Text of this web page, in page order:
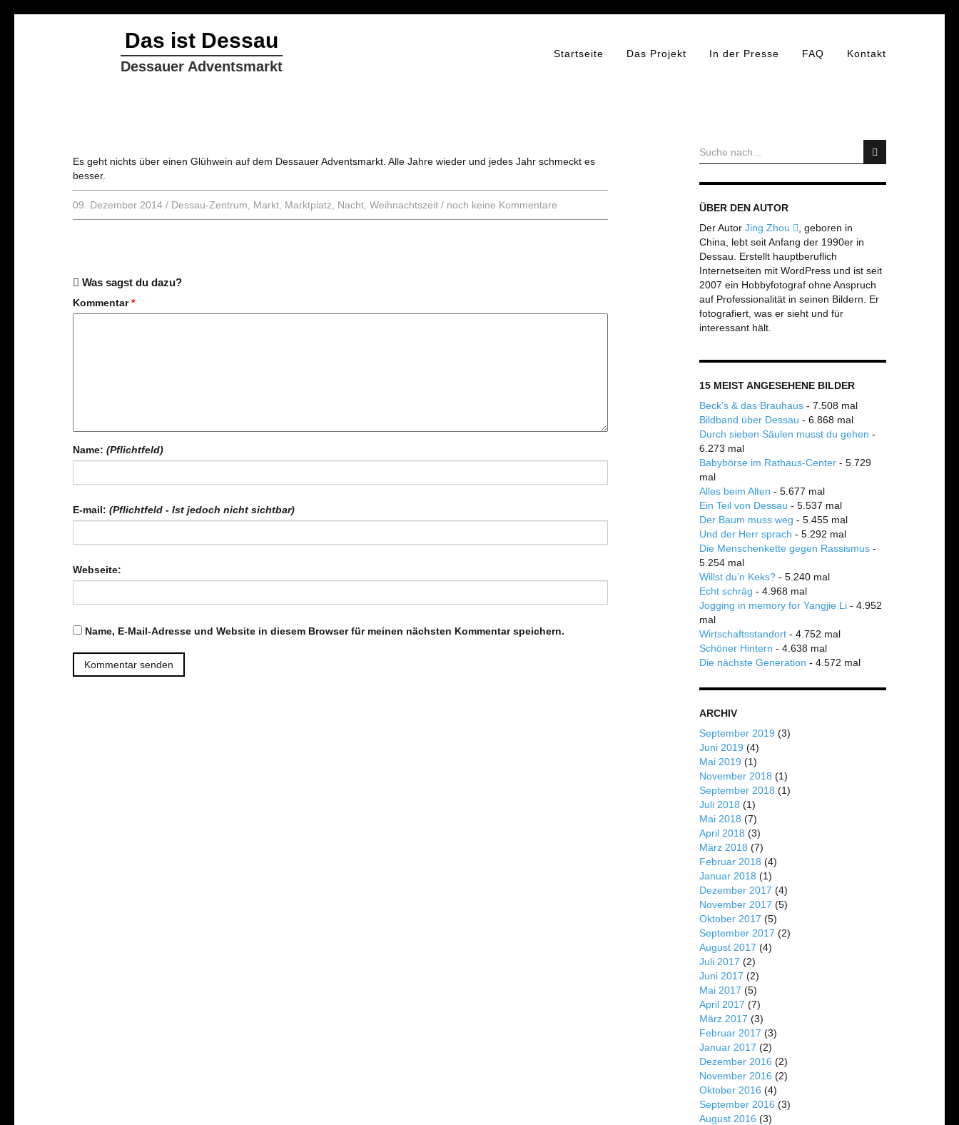
Das ist Dessau
Dessauer Adventsmarkt
Startseite Das Projekt In der Presse FAQ Kontakt
Es geht nichts über einen Glühwein auf dem Dessauer Adventsmarkt. Alle Jahre wieder und jedes Jahr schmeckt es
besser.
09. Dezember 2014 / Dessau-Zentrum Markt Marktplatz Nacht Weihnachtszeit / noch keine Kommentare
Was sagst du dazu?
Kommentar*
Name: (Pflichtfeld)
E-mail: (Pflichtfeld - Ist jedoch nicht sichtbar)
Webseite:
Name, E-Mail-Adresse und Website in diesem Browser für meinen nächsten Kommentar speichern.
ÜBER DEN AUTOR
Der Autor Jing Zhou
, geboren in
China, lebt seit Anfang der 1990er in
Dessau. Erstellt hauptberuflich
Internetseiten mit WordPress und ist seit
2007 ein Hobbyfotograf ohne Anspruch
auf Professionalität in seinen Bildern. Er
fotografiert, was er sieht und für
interessant hält.
15 MEIST ANGESEHENE BILDER
Beck’s & das Brauhaus- 7.508 mal
Bildband über Dessau - 6.868 mal
Durch sieben Säulen musst du gehen -
6.273 mal
Babybörse im Rathaus-Center- 5.729
mal
Alles beim Alten - 5.677 mal
Ein Teil von Dessau - 5.537 mal
Der Baum muss weg - 5.455 mal
Und der Herr sprach - 5.292 mal
Die Menschenkette gegen Rassismus-
5.254 mal
Willst du’n Keks?- 5.240 mal
Echt schräg - 4.968 mal
Jogging in memory for Yangjie Li- 4.952
mal
Wirtschaftsstandort- 4.752 mal
Schöner Hintern - 4.638 mal
Die nächste Generation - 4.572 mal
ARCHIV
September 2019 (3)
Juni 2019 (4)
Mai 2019 (1)
November 2018 (1)
September 2018 (1)
Juli 2018 (1)
Mai 2018 (7)
April 2018 (3)
März 2018 (7)
Februar 2018 (4)
Januar 2018 (1)
Dezember 2017 (4)
November 2017 (5)
Oktober 2017 (5)
September 2017 (2)
August 2017 (4)
Juli 2017 (2)
Juni 2017 (2)
Mai 2017 (5)
April 2017 (7)
März 2017 (3)
Februar 2017 (3)
Januar 2017 (2)
Dezember 2016 (2)
November 2016 (2)
Oktober 2016 (4)
September 2016 (3)
August 2016 (3)